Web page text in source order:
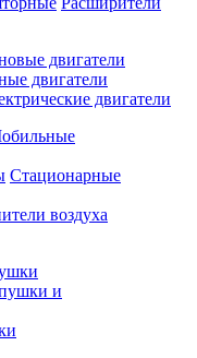
двигатели
двигатели
двигатели
Стационарные
воздуха
и